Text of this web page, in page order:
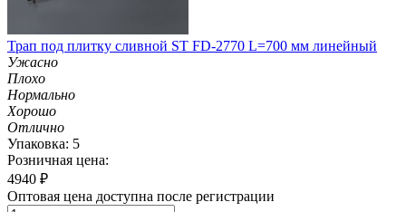
Трап под плитку сливной ST FD-2770 L=700 мм линейный
Ужасно
Плохо
Нормально
Хорошо
Отлично
Упаковка: 5
Розничная цена:
4940 ₽
Оптовая цена доступна после регистрации